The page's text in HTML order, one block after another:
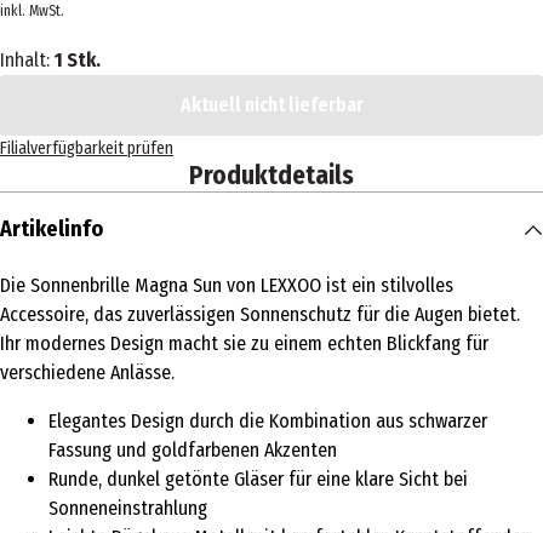
inkl. MwSt.
Inhalt: 1 Stk.
Aktuell nicht lieferbar
Filialverfügbarkeit prüfen
Produktdetails
Artikelinfo
Die Sonnenbrille Magna Sun von LEXXOO ist ein stilvolles
Accessoire, das zuverlässigen Sonnenschutz für die Augen bietet.
Ihr modernes Design macht sie zu einem echten Blickfang für
verschiedene Anlässe.
Elegantes Design durch die Kombination aus schwarzer
Fassung und goldfarbenen Akzenten
Runde, dunkel getönte Gläser für eine klare Sicht bei
Sonneneinstrahlung